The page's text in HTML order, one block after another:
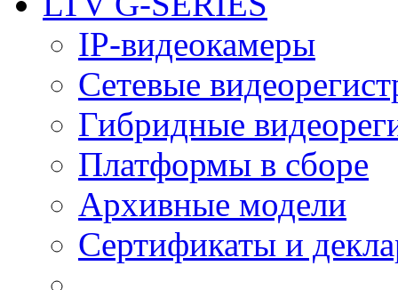
IP-видеокамеры
Сетевые
Гибридные
Платформы в сборе
Архивные модели
Сертификаты и